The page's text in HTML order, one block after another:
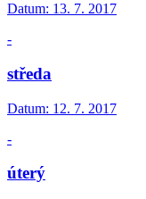
Datum: 13. 7. 2017
-
středa
Datum: 12. 7. 2017
-
úterý